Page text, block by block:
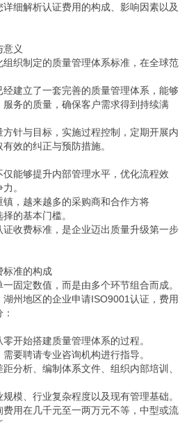
细解析认证费用的构成、影响因素以及
意义
织制定的质量管理体系标准，在全球范
建立了一套完善的质量管理体系，能够
务的质量，确保客户需求得到持续满
针与目标，实施过程控制，定期开展内
效的纠正与预防措施。
能够提升内部管理水平，优化流程效
。
，越来越多的采购商和合作方将
的基本门槛。
收费标准，是企业迈出质量升级第一步
标准的构成
固定数值，而是由多个环节组合而成。
州地区的企业申请ISO9001认证，费用
开始搭建质量管理体系的过程。
要聘请专业咨询机构进行指导。
分析、编制体系文件、组织内部培训、
模、行业复杂程度以及现有管理基础。
用在几千元至一两万元不等，中型或流